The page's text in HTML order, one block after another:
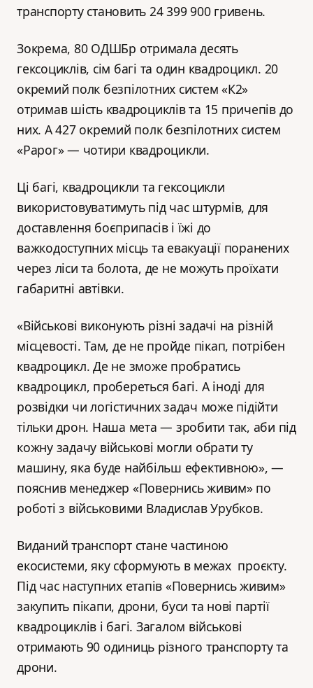
транспорту становить 24 399 900 гривень.
Зокрема, 80 ОДШБр отримала десять
гексоциклів, сім багі та один квадроцикл. 20
окремий полк безпілотних систем «К2»
отримав шість квадроциклів та 15 причепів до
них. А 427 окремий полк безпілотних систем
«Рарог» — чотири квадроцикли.
Ці багі, квадроцикли та гексоцикли
використовуватимуть під час штурмів, для
доставлення боєприпасів і їжі до
важкодоступних місць та евакуації поранених
через ліси та болота, де не можуть проїхати
габаритні автівки.
«Військові виконують різні задачі на різній
місцевості. Там, де не пройде пікап, потрібен
квадроцикл. Де не зможе пробратись
квадроцикл, пробереться багі. А іноді для
розвідки чи логістичних задач може підійти
тільки дрон. Наша мета — зробити так, аби під
кожну задачу військові могли обрати ту
машину, яка буде найбільш ефективною», —
пояснив менеджер «Повернись живим» по
роботі з військовими Владислав Урубков.
Виданий транспорт стане частиною
екосистеми, яку сформують в межах проєкту.
Під час наступних етапів «Повернись живим»
закупить пікапи, дрони, буси та нові партії
квадроциклів і багі. Загалом військові
отримають 90 одиниць різного транспорту та
дрони.